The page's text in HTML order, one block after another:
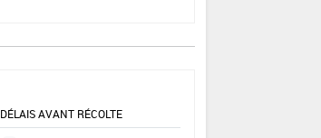
DÉLAIS AVANT RÉCOLTE